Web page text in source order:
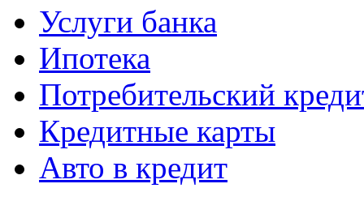
Услуги банка
Ипотека
Потребительский
Кредитные карты
Авто в кредит